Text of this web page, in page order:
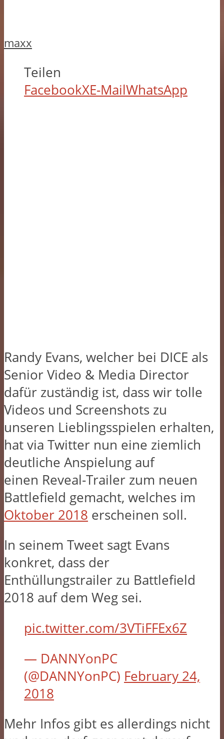
maxx
Teilen
FacebookXE-MailWhatsApp
Randy Evans, welcher bei DICE als
Senior Video & Media Director
dafür zuständig ist, dass wir tolle
Videos und Screenshots zu
unseren Lieblingsspielen erhalten,
hat via Twitter nun eine ziemlich
deutliche Anspielung auf
einen Reveal-Trailer zum neuen
Battlefield gemacht, welches im
Oktober 2018 erscheinen soll.
In seinem Tweet sagt Evans
konkret, dass der
Enthüllungstrailer zu Battlefield
2018 auf dem Weg sei.
pic.twitter.com/3VTiFFEx6Z
— DANNYonPC
(@DANNYonPC) February 24,
2018
Mehr Infos gibt es allerdings nicht